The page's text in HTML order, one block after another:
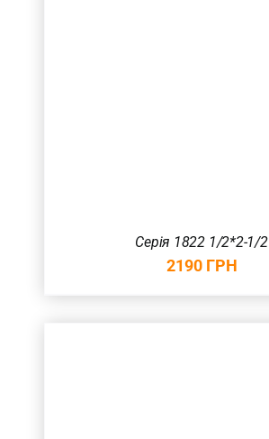
Серія 1822 1/2*2-1/2
2190 ГРН